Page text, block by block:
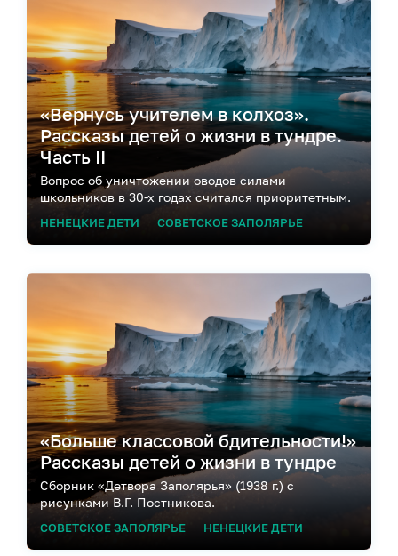
«Вернусь учителем в колхоз».
Рассказы детей о жизни в тундре.
Часть II
Вопрос об уничтожении оводов силами
школьников в 30-х годах считался приоритетным.
НЕНЕЦКИЕ ДЕТИ СОВЕТСКОЕ ЗАПОЛЯРЬЕ
«Больше классовой бдительности!»
Рассказы детей о жизни в тундре
Сборник «Детвора Заполярья» (1938 г.) с
рисунками В.Г. Постникова.
СОВЕТСКОЕ ЗАПОЛЯРЬЕ НЕНЕЦКИЕ ДЕТИ